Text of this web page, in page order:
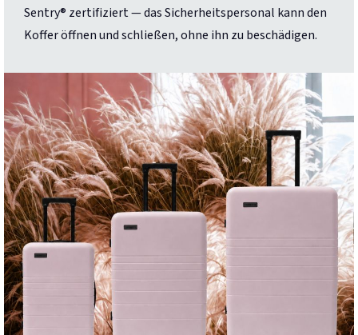
Sentry® zertifiziert — das Sicherheitspersonal kann den
Koffer öffnen und schließen, ohne ihn zu beschädigen.